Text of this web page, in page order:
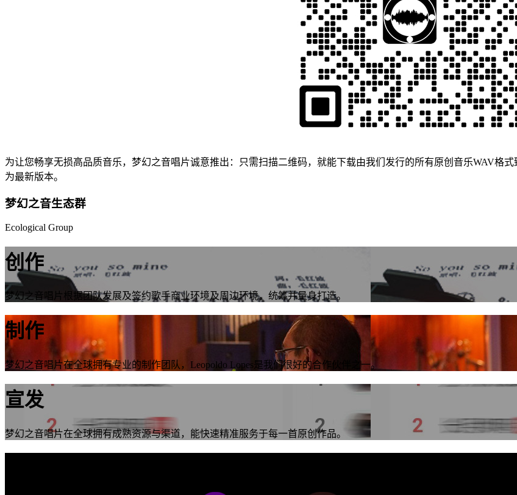
为让您畅享无损高品质音乐，梦幻之音唱片诚意推出：只需扫描二维码，就能下载由我们发行的所有原创音乐WAV格
为最新版本。
梦幻之音生态群
Ecological Group
创作
梦幻之音唱片根据团队发展及签约歌手商业环境及周边环境，统筹并量身打造。
制作
梦幻之音唱片在全球拥有专业的制作团队，Leopoldo Lopes是我们很好的合作伙伴之一。
宣发
梦幻之音唱片在全球拥有成熟资源与渠道，能快速精准服务于每一首原创作品。